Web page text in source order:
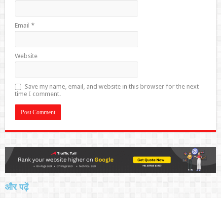
Email *
Website
Save my name, email, and website in this browser for the next
time I comment.
और पढ़ें